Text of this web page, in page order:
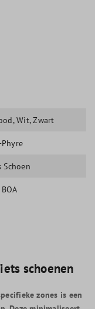
, Wit, Zwart
Phyre
Schoen
schoenen
zones is een